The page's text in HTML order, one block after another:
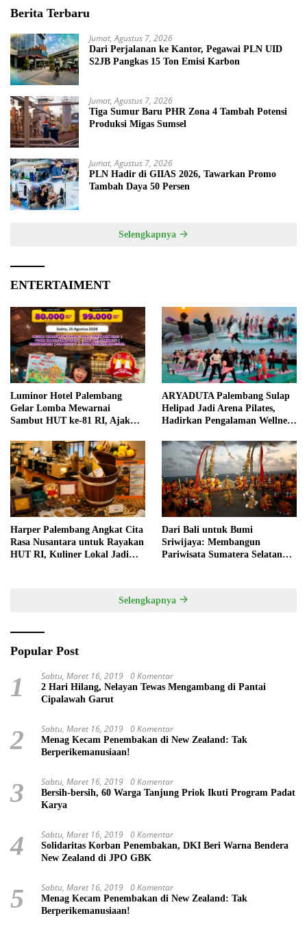
Berita Terbaru
Jumat, Agustus 7, 2026
Dari Perjalanan ke Kantor, Pegawai PLN UID
S2JB Pangkas 15 Ton Emisi Karbon
Jumat, Agustus 7, 2026
Tiga Sumur Baru PHR Zona 4 Tambah Potensi
Produksi Migas Sumsel
Jumat, Agustus 7, 2026
PLN Hadir di GIIAS 2026, Tawarkan Promo
Tambah Daya 50 Persen
Selengkapnya
ENTERTAIMENT
Luminor Hotel Palembang
Gelar Lomba Mewarnai
Sambut HUT ke-81 RI, Ajak
ARYADUTA Palembang Sulap
Helipad Jadi Arena Pilates,
Hadirkan Pengalaman Wellness
Harper Palembang Angkat Cita
Rasa Nusantara untuk Rayakan
HUT RI, Kuliner Lokal Jadi
Dari Bali untuk Bumi
Sriwijaya: Membangun
Pariwisata Sumatera Selatan
Selengkapnya
Popular Post
1 Sabtu, Maret 16, 2019 0 Komentar
2 Hari Hilang, Nelayan Tewas Mengambang di Pantai
Cipalawah Garut
2 Sabtu, Maret 16, 2019 0 Komentar
Menag Kecam Penembakan di New Zealand: Tak
Berperikemanusiaan!
3 Sabtu, Maret 16, 2019 0 Komentar
Bersih-bersih, 60 Warga Tanjung Priok Ikuti Program Padat
Karya
4 Sabtu, Maret 16, 2019 0 Komentar
Solidaritas Korban Penembakan, DKI Beri Warna Bendera
New Zealand di JPO GBK
5 Sabtu, Maret 16, 2019 0 Komentar
Menag Kecam Penembakan di New Zealand: Tak
Berperikemanusiaan!